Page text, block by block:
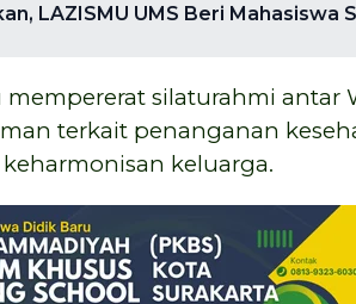
LAZISMU UMS Beri Mahasiswa
silaturahmi antar
terkait penanganan
keluarga.